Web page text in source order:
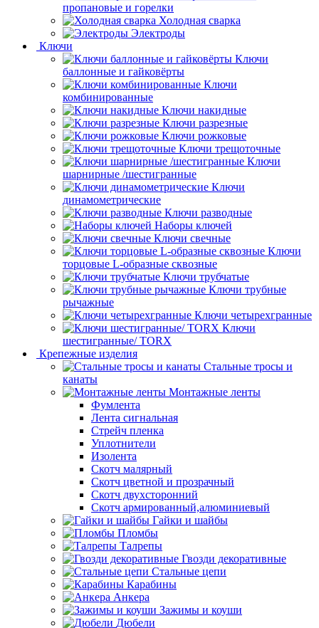
пропановые и горелки
Холодная сварка
Электроды
Ключи
Ключи
баллонные и гайковёрты
Ключи
комбинированные
Ключи накидные
Ключи разрезные
Ключи рожковые
Ключи трещоточные
Ключи
шарнирные /шестигранные
Ключи
динамометрические
Ключи разводные
Наборы ключей
Ключи свечные
Ключи
торцовые L-образные сквозные
Ключи трубчатые
Ключи трубные
рычажные
Ключи четырехгранные
Ключи
шестигранные/ TORX
Крепежные изделия
Стальные тросы и
канаты
Монтажные ленты
Фумлента
Лента сигнальная
Стрейч пленка
Уплотнители
Изолента
Скотч малярный
Скотч цветной и прозрачный
Скотч двухсторонний
Скотч армированный,алюминиевый
Гайки и шайбы
Пломбы
Талрепы
Гвозди декоративные
Стальные цепи
Карабины
Анкера
Зажимы и коуши
Дюбели